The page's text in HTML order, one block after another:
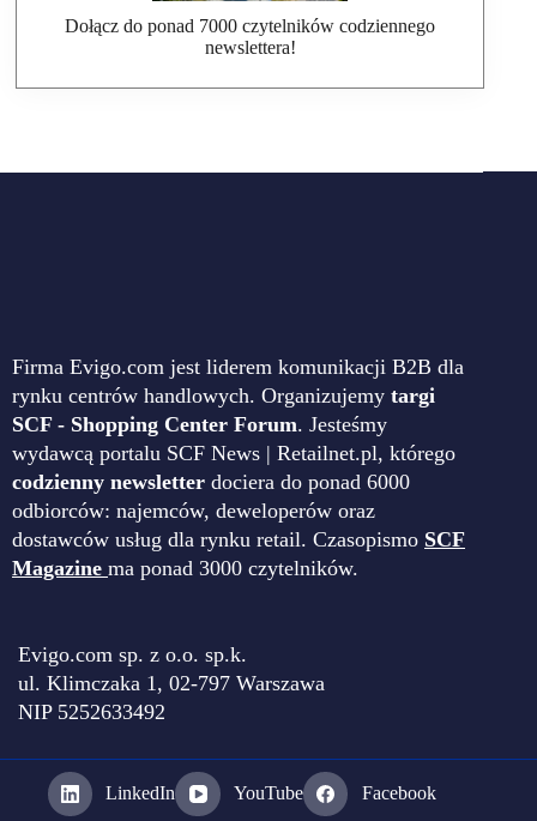
Dołącz do ponad 7000 czytelników codziennego
newslettera!
Firma Evigo.com jest liderem komunikacji B2B dla
rynku centrów handlowych. Organizujemy targi
SCF - Shopping Center Forum. Jesteśmy
wydawcą portalu SCF News | Retailnet.pl, którego
codzienny newsletter dociera do ponad 6000
odbiorców: najemców, deweloperów oraz
dostawców usług dla rynku retail. Czasopismo SCF
Magazine ma ponad 3000 czytelników.
Evigo.com sp. z o.o. sp.k.
ul. Klimczaka 1, 02-797 Warszawa
NIP 5252633492
LinkedIn YouTube Facebook